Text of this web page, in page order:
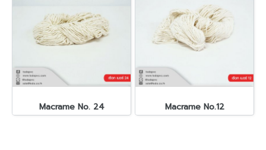
Macrame No. 24 Macrame No.12